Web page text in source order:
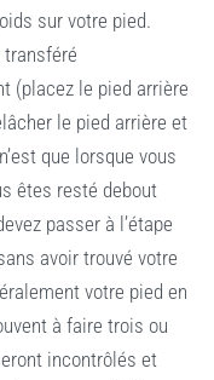
sur votre pied.
(placez le pied arrière
le pied arrière et
que lorsque vous
êtes resté debout
passer à l’étape
avoir trouvé votre
votre pied en
à faire trois ou
incontrôlés et